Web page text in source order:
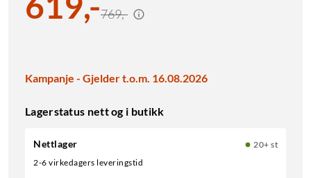
769,-
Kampanje - Gjelder t.o.m. 16.08.2026
Lagerstatus nett og i butikk
Nettlager
20+ st
2-6 virkedagers leveringstid